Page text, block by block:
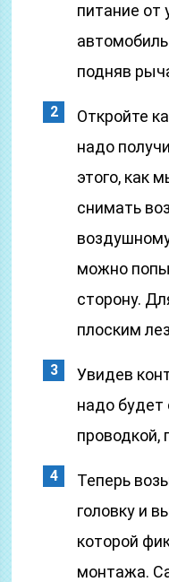
питание от
подняв
Откройте
надо
этого, как
снимать
можно
сторону.
плоским
Увидев
надо будет
проводкой,
Теперь
головку и
которой
монтажа.